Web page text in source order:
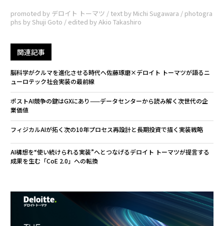
promoted by デロイト トーマツ / text by Michi Sugawara / photogra
phs by Shuji Goto / edited by Akio Takashiro
関連記事
脳科学がクルマを進化させる時代へ――佐藤琢磨×デロイト トーマツが語るニ
ューロテック社会実装の最前線
ポストAI競争の鍵はGXにあり——データセンターから読み解く次世代の企
業価値
フィジカルAIが拓く次の10年――プロセス再設計と長期投資で描く実装戦略
AI構想を“使い続けられる実装”へとつなげる――デロイト トーマツが提言する
成果を生む「CoE 2.0」への転換